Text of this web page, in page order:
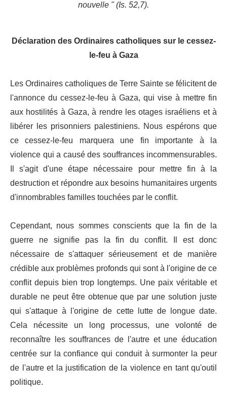
nouvelle " (Is. 52,7).
Déclaration des Ordinaires catholiques sur le cessez-
le-feu à Gaza
Les Ordinaires catholiques de Terre Sainte se félicitent de
l'annonce du cessez-le-feu à Gaza, qui vise à mettre fin
aux hostilités à Gaza, à rendre les otages israéliens et à
libérer les prisonniers palestiniens. Nous espérons que
ce cessez-le-feu marquera une fin importante à la
violence qui a causé des souffrances incommensurables.
Il s'agit d'une étape nécessaire pour mettre fin à la
destruction et répondre aux besoins humanitaires urgents
d'innombrables familles touchées par le conflit.
Cependant, nous sommes conscients que la fin de la
guerre ne signifie pas la fin du conflit. Il est donc
nécessaire de s'attaquer sérieusement et de manière
crédible aux problèmes profonds qui sont à l'origine de ce
conflit depuis bien trop longtemps. Une paix véritable et
durable ne peut être obtenue que par une solution juste
qui s'attaque à l'origine de cette lutte de longue date.
Cela nécessite un long processus, une volonté de
reconnaître les souffrances de l'autre et une éducation
centrée sur la confiance qui conduit à surmonter la peur
de l'autre et la justification de la violence en tant qu'outil
politique.